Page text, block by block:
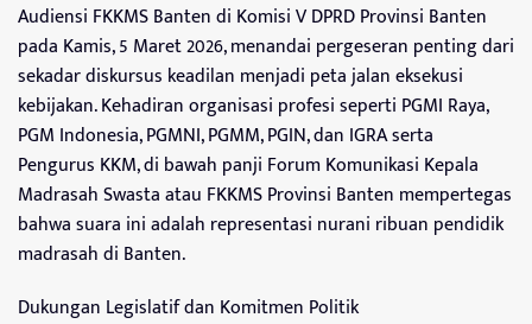
Audiensi FKKMS Banten di Komisi V DPRD Provinsi Banten
pada Kamis, 5 Maret 2026, menandai pergeseran penting dari
sekadar diskursus keadilan menjadi peta jalan eksekusi
kebijakan. Kehadiran organisasi profesi seperti PGMI Raya,
PGM Indonesia, PGMNI, PGMM, PGIN, dan IGRA serta
Pengurus KKM, di bawah panji Forum Komunikasi Kepala
Madrasah Swasta atau FKKMS Provinsi Banten mempertegas
bahwa suara ini adalah representasi nurani ribuan pendidik
madrasah di Banten.
Dukungan Legislatif dan Komitmen Politik